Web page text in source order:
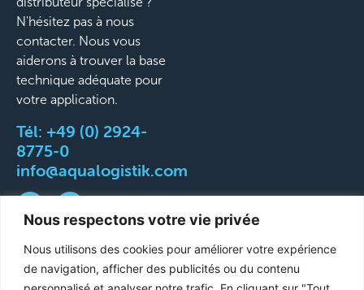
Nous respectons votre vie privée
Nous utilisons des cookies pour améliorer votre expérience
de navigation, afficher des publicités ou du contenu
N'hésitez pas à nous
contacter. Nous vous
aiderons à trouver la base
technique adéquate pour
votre application.
Tél: +49 (0) 2924-
8775-0
info@aqualogistik.com
©
2026
CGV Mentions légales
Protection des données
Conditions de livraison et d'expédition